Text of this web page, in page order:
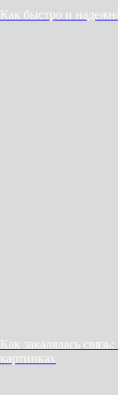
Как быстро и
Как закалялась
картинках